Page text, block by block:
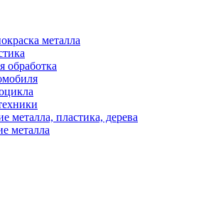
металла
обработка
металла, пластика, дерева
металла